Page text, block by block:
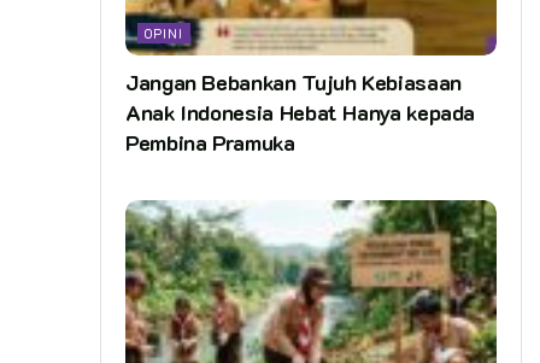
OPINI
Jangan Bebankan Tujuh Kebiasaan
Anak Indonesia Hebat Hanya kepada
Pembina Pramuka